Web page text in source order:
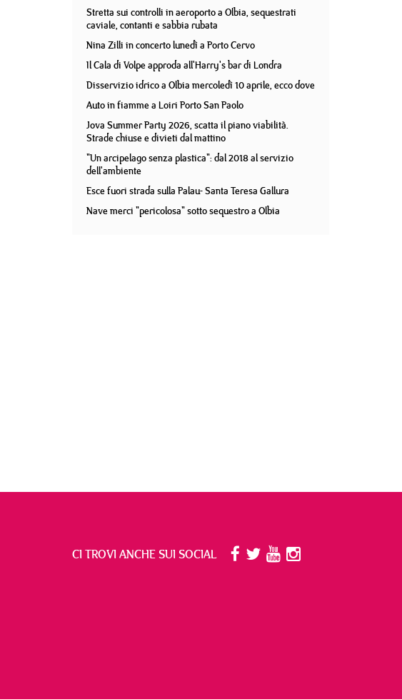
Stretta sui controlli in aeroporto a Olbia, sequestrati
caviale, contanti e sabbia rubata
Nina Zilli in concerto lunedì a Porto Cervo
Il Cala di Volpe approda all'Harry's bar di Londra
Disservizio idrico a Olbia mercoledì 10 aprile, ecco dove
Auto in fiamme a Loiri Porto San Paolo
Jova Summer Party 2026, scatta il piano viabilità.
Strade chiuse e divieti dal mattino
"Un arcipelago senza plastica": dal 2018 al servizio
dell'ambiente
Esce fuori strada sulla Palau- Santa Teresa Gallura
Nave merci "pericolosa" sotto sequestro a Olbia
CI TROVI ANCHE SUI SOCIAL